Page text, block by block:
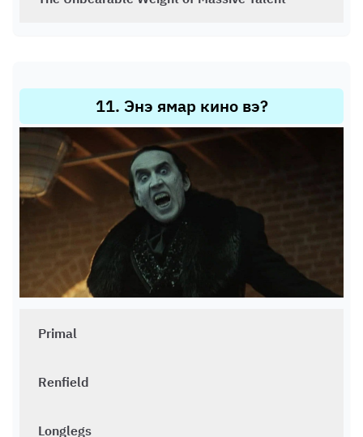
11. Энэ ямар кино вэ?
Primal
Renfield
Longlegs